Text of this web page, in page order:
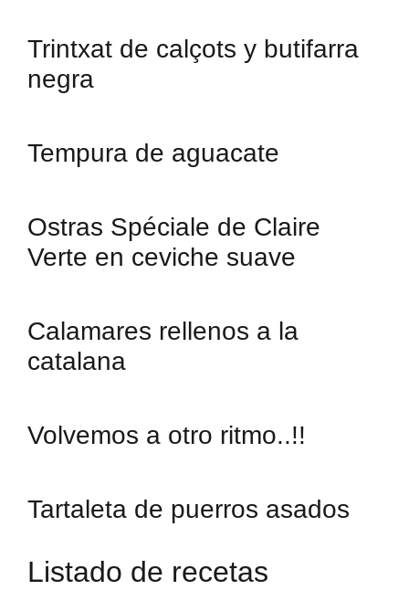
Trintxat de calçots y butifarra
negra
Tempura de aguacate
Ostras Spéciale de Claire
Verte en ceviche suave
Calamares rellenos a la
catalana
Volvemos a otro ritmo..!!
Tartaleta de puerros asados
Listado de recetas